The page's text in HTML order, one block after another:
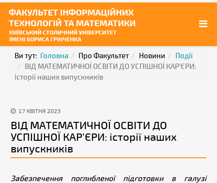
Ви тут: Головна Про Факультет Новини
Події
ВІД МАТЕМАТИЧНОЇ ОСВІТИ ДО УСПІШНОЇ КАР’ЄРИ:
історії наших випускників
17 КВІТНЯ 2023
ВІД МАТЕМАТИЧНОЇ ОСВІТИ ДО
УСПІШНОЇ КАР’ЄРИ: історії наших
випускників
Забезпечення поглибленої підготовки в галузі